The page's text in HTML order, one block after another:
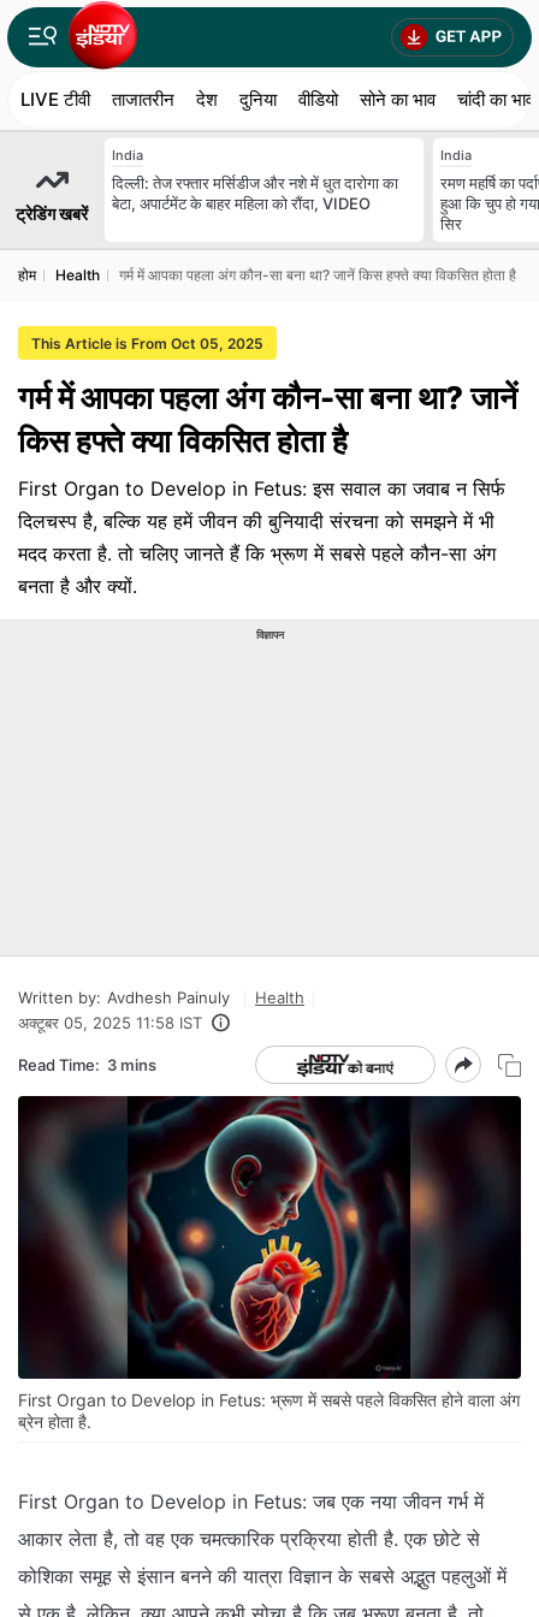
LIVE टीवी ताजातरीन देश दुनिया वीडियो सोने का भाव चांदी का भाव
ट्रेडिंग खबरें
India
दिल्ली: तेज रफ्तार मर्सिडीज और नशे में धुत दारोगा का
बेटा, अपार्टमेंट के बाहर महिला को रौंदा, VIDEO
India
रमण महर्षि का
हुआ कि चुप हो
सिर
होम Health गर्म में आपका पहला अंग कौन-सा बना था? जानें किस हफ्ते क्या विकसित होता है
This Article is From Oct 05, 2025
गर्म में आपका पहला अंग कौन-सा बना था? जानें
किस हफ्ते क्या विकसित होता है
First Organ to Develop in Fetus: इस सवाल का जवाब न सिर्फ
दिलचस्प है, बल्कि यह हमें जीवन की बुनियादी संरचना को समझने में भी
मदद करता है. तो चलिए जानते हैं कि भ्रूण में सबसे पहले कौन-सा अंग
बनता है और क्यों.
विज्ञापन
Written by: Avdhesh Painuly
Health
अक्टूबर 05, 2025 11:58 IST
Read Time: 3 mins
First Organ to Develop in Fetus: भ्रूण में सबसे पहले विकसित होने वाला अंग
ब्रेन होता है.
First Organ to Develop in Fetus: जब एक नया जीवन गर्भ में
आकार लेता है, तो वह एक चमत्कारिक प्रक्रिया होती है. एक छोटे से
कोशिका समूह से इंसान बनने की यात्रा विज्ञान के सबसे अद्भुत पहलुओं में